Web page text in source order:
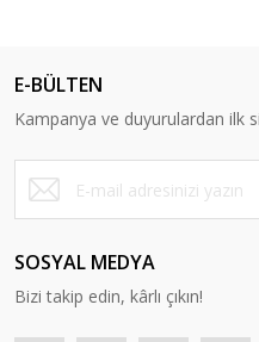
E-BÜLTEN
Kampanya ve duyurulardan ilk
SOSYAL MEDYA
Bizi takip edin, kârlı çıkın!